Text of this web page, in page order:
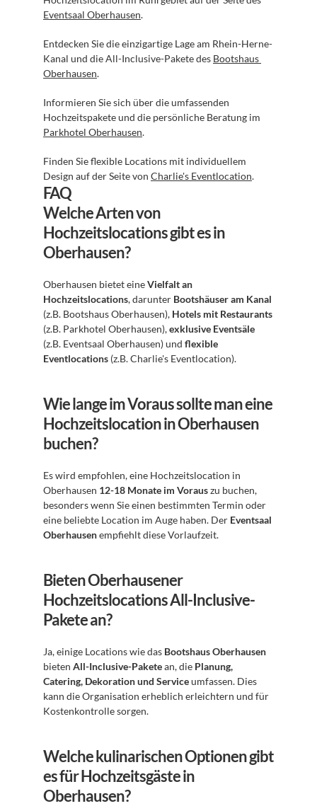
Eventsaal Oberhausen.
Entdecken Sie die einzigartige Lage am Rhein-Herne-
Kanal und die All-Inclusive-Pakete des Bootshaus
Oberhausen.
Informieren Sie sich über die umfassenden
Parkhotel Oberhausen.
Finden Sie flexible Locations mit individuellem
Design auf der Seite von Charlie's Eventlocation.
FAQ
Welche Arten von
Hochzeitslocations gibt es in
Oberhausen?
Oberhausen bietet eine Vielfalt an
Hochzeitslocations, darunter Bootshäuser am Kanal
(z.B. Bootshaus Oberhausen), Hotels mit Restaurants
(z.B. Parkhotel Oberhausen), exklusive Eventsäle
(z.B. Eventsaal Oberhausen) und flexible
Eventlocations (z.B. Charlie's Eventlocation).
Wie lange im Voraus sollte man eine
Hochzeitslocation in Oberhausen
buchen?
Es wird empfohlen, eine Hochzeitslocation in
Oberhausen 12-18 Monate im Voraus zu buchen,
besonders wenn Sie einen bestimmten Termin oder
eine beliebte Location im Auge haben. Der Eventsaal
Oberhausen empfiehlt diese Vorlaufzeit.
Bieten Oberhausener
Hochzeitslocations All-Inclusive-
Pakete an?
Ja, einige Locations wie das Bootshaus Oberhausen
bieten All-Inclusive-Pakete an, die Planung,
Catering, Dekoration und Service umfassen. Dies
kann die Organisation erheblich erleichtern und für
Kostenkontrolle sorgen.
Welche kulinarischen Optionen gibt
es für Hochzeitsgäste in
Oberhausen?